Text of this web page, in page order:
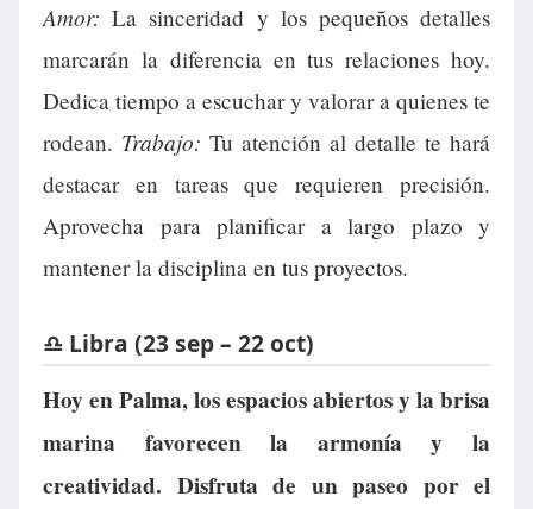
Amor: La sinceridad y los pequeños detalles
marcarán la diferencia en tus relaciones hoy.
Dedica tiempo a escuchar y valorar a quienes te
rodean. Trabajo: Tu atención al detalle te hará
destacar en tareas que requieren precisión.
Aprovecha para planificar a largo plazo y
mantener la disciplina en tus proyectos.
♎ Libra (23 sep – 22 oct)
Hoy en Palma, los espacios abiertos y la brisa
marina favorecen la armonía y la
creatividad. Disfruta de un paseo por el